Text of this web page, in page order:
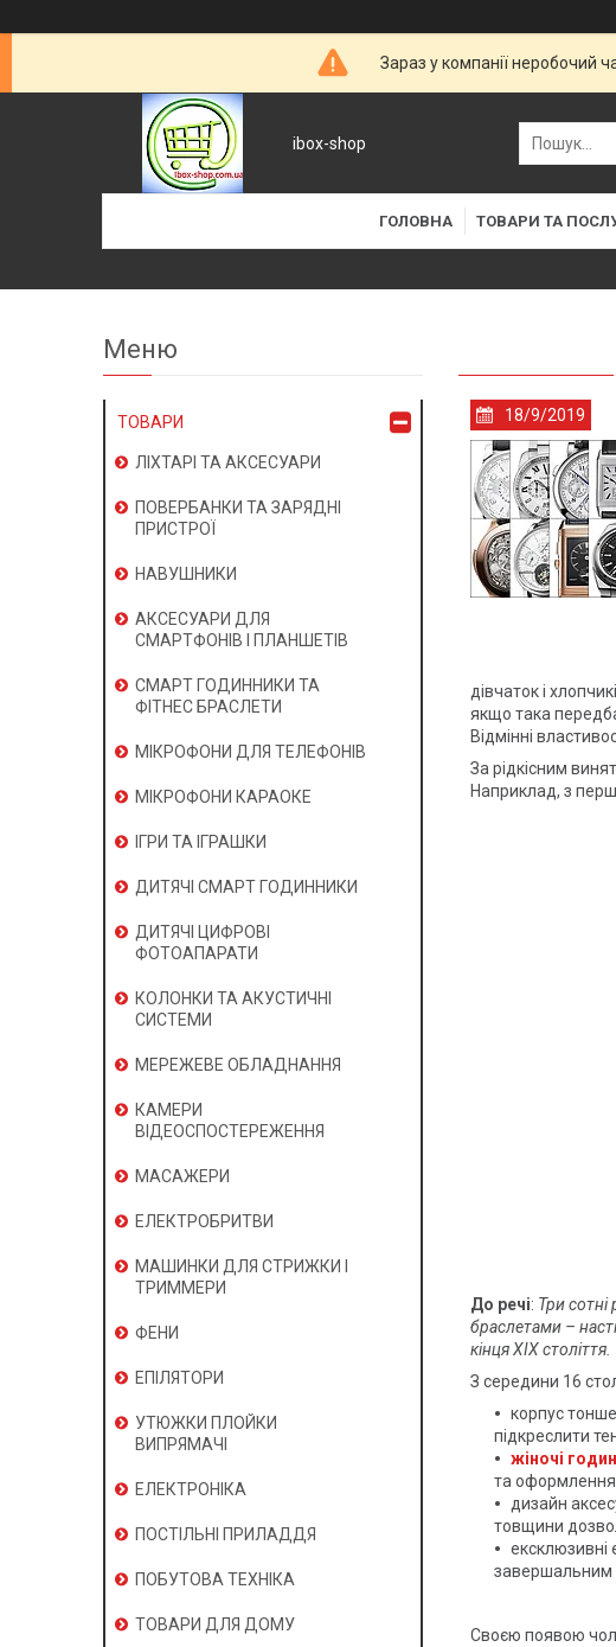
Зараз у компанії неробочий
ibox-shop
ГОЛОВНА ТОВАРИ ТА
18/9/2019
дівчаток і
якщо така
Відмінні
За рідкісним
Наприклад, з
До речі: Три
браслетами –
кінця ХІХ століття.
З середини 16
корпус
підкреслити
жіночі
та
дизайн
товщини
ексклюзивні
завершальним
Своєю появою
ТОВАРИ
ЛІХТАРІ ТА АКСЕСУАРИ
ПОВЕРБАНКИ ТА ЗАРЯДНІ
ПРИСТРОЇ
НАВУШНИКИ
АКСЕСУАРИ ДЛЯ
СМАРТФОНІВ І ПЛАНШЕТІВ
СМАРТ ГОДИННИКИ ТА
ФІТНЕС БРАСЛЕТИ
МІКРОФОНИ ДЛЯ ТЕЛЕФОНІВ
МІКРОФОНИ КАРАОКЕ
ІГРИ ТА ІГРАШКИ
ДИТЯЧІ СМАРТ ГОДИННИКИ
ДИТЯЧІ ЦИФРОВІ
ФОТОАПАРАТИ
КОЛОНКИ ТА АКУСТИЧНІ
СИСТЕМИ
МЕРЕЖЕВЕ ОБЛАДНАННЯ
КАМЕРИ
ВІДЕОСПОСТЕРЕЖЕННЯ
МАСАЖЕРИ
ЕЛЕКТРОБРИТВИ
МАШИНКИ ДЛЯ СТРИЖКИ І
ТРИММЕРИ
ФЕНИ
ЕПІЛЯТОРИ
УТЮЖКИ ПЛОЙКИ
ВИПРЯМАЧІ
ЕЛЕКТРОНІКА
ПОСТІЛЬНІ ПРИЛАДДЯ
ПОБУТОВА ТЕХНІКА
ТОВАРИ ДЛЯ ДОМУ